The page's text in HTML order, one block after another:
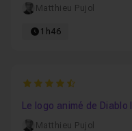
Matthieu Pujol
1h46
4.75
Le logo animé de Diablo III
Matthieu Pujol